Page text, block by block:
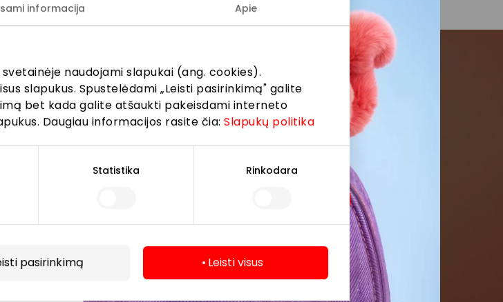
informacija Apie
naudojami slapukai (ang. cookies).
slapukus. Spustelėdami „Leisti pasirinkimą" galite
bet kada galite atšaukti pakeisdami interneto
Daugiau informacijos rasite čia:Slapukų politika
Statistika Rinkodara
pasirinkimą Leisti visus
bendruomenės
renginius ir naujausią informaciją iš
prekybos centro.